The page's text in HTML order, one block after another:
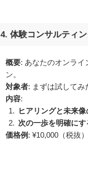
4. 体験コンサルティ
概要: あなたのオンライ
ン。
対象者: まずは試してみ
内容:
ヒアリングと未来
次の一歩を明確に
価格例 : ¥10,000（税抜